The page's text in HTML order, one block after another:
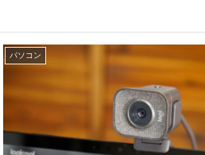
パソコン